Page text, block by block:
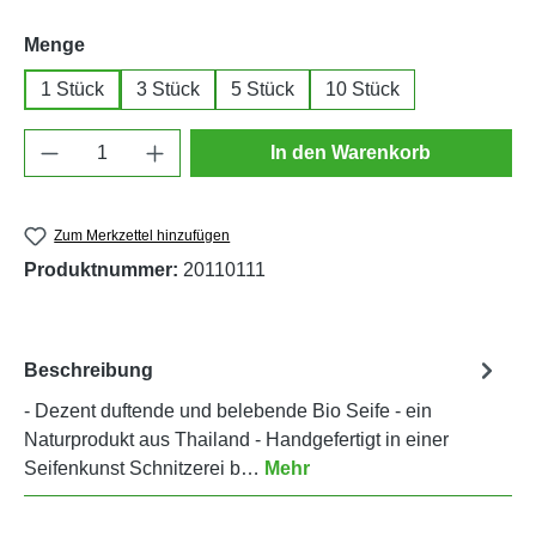
Mengeauswählen
1 Stück 3 Stück 5 Stück 10 Stück
Produkt Anzahl: Gib den gewünschten
In den Warenkorb
Zum Merkzettel hinzufügen
Produktnummer: 20110111
Beschreibung
- Dezent duftende und belebende Bio Seife - ein
Naturprodukt aus Thailand - Handgefertigt in einer
Seifenkunst Schnitzerei b… Mehr